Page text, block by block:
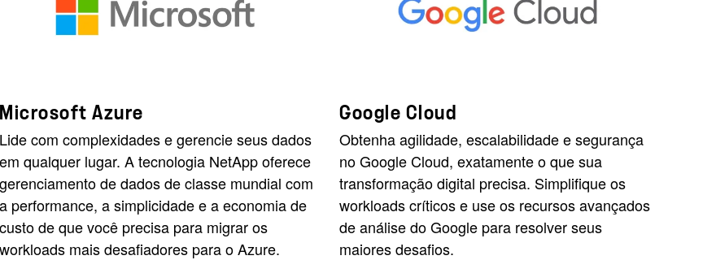
Microsoft Azure
Lide com complexidades e gerencie seus dados
em qualquer lugar. A tecnologia NetApp oferece
gerenciamento de dados de classe mundial com
a performance, a simplicidade e a economia de
custo de que você precisa para migrar os
workloads mais desafiadores para o Azure.
Google Cloud
Obtenha agilidade, escalabilidade e segurança
no Google Cloud, exatamente o que sua
transformação digital precisa. Simplifique os
workloads críticos e use os recursos avançados
de análise do Google para resolver seus
maiores desafios.